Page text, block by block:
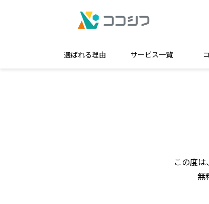
選ばれる理由 サービス一覧
この度は
無